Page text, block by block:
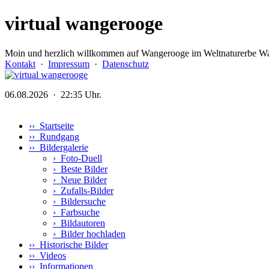
virtual wangerooge
Moin und herzlich willkommen auf Wangerooge im Weltnaturerbe
Kontakt · Impressum · Datenschutz
06.08.2026 · 22:35 Uhr.
›› Startseite
›› Rundgang
›› Bildergalerie
› Foto-Duell
› Beste Bilder
› Neue Bilder
› Zufalls-Bilder
› Bildersuche
› Farbsuche
› Bildautoren
› Bilder hochladen
›› Historische Bilder
›› Videos
›› Informationen